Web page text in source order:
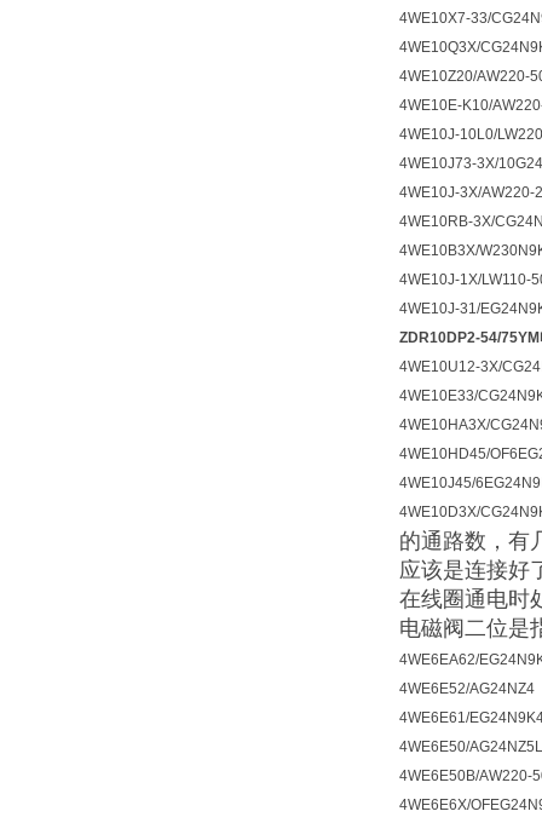
4WE10X7-33/
4WE10Q3X/
4WE10Z20/AW220-
4WE10E-K10/
4WE10J-10L0/
4WE10J73-3X/
4WE10J-3X/AW220-
4WE10RB-3X/
4WE10B3X/
4WE10J-1X/LW110-
4WE10J-31/
ZDR10DP2-54/
4WE10U12-3X/
4WE10E33/
4WE10HA3X/
4WE10HD45/
4WE10J45/
4WE10D3X/
的通路数，有
应该是连接好
在线圈通电时
电磁阀二位是
4WE6EA62/
4WE6E52/AG24NZ4
4WE6E61/
4WE6E50/AG24NZ5L
4WE6E50B/AW220-
4WE6E6X/